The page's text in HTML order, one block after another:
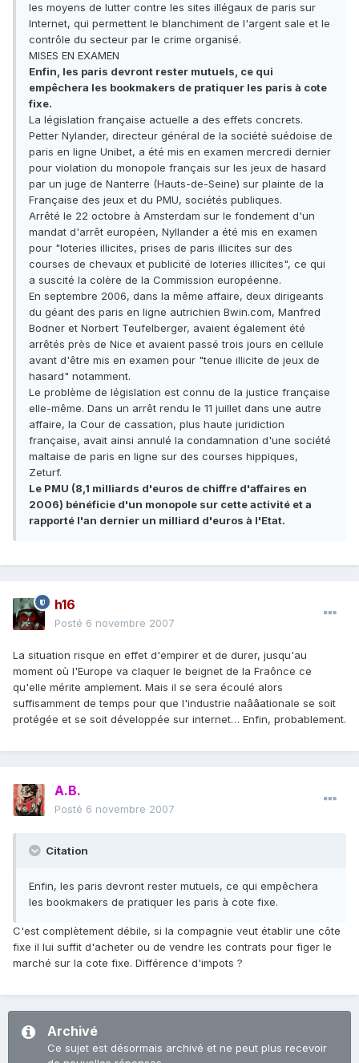
les moyens de lutter contre les sites illégaux de paris sur
Internet, qui permettent le blanchiment de l'argent sale et le
contrôle du secteur par le crime organisé.
MISES EN EXAMEN
Enfin, les paris devront rester mutuels, ce qui
empêchera les bookmakers de pratiquer les paris à cote
fixe.
La législation française actuelle a des effets concrets.
Petter Nylander, directeur général de la société suédoise de
paris en ligne Unibet, a été mis en examen mercredi dernier
pour violation du monopole français sur les jeux de hasard
par un juge de Nanterre (Hauts-de-Seine) sur plainte de la
Française des jeux et du PMU, sociétés publiques.
Arrêté le 22 octobre à Amsterdam sur le fondement d'un
mandat d'arrêt européen, Nyllander a été mis en examen
pour "loteries illicites, prises de paris illicites sur des
courses de chevaux et publicité de loteries illicites", ce qui
a suscité la colère de la Commission européenne.
En septembre 2006, dans la même affaire, deux dirigeants
du géant des paris en ligne autrichien Bwin.com, Manfred
Bodner et Norbert Teufelberger, avaient également été
arrêtés près de Nice et avaient passé trois jours en cellule
avant d'être mis en examen pour "tenue illicite de jeux de
hasard" notamment.
Le problème de législation est connu de la justice française
elle-même. Dans un arrêt rendu le 11 juillet dans une autre
affaire, la Cour de cassation, plus haute juridiction
française, avait ainsi annulé la condamnation d'une société
maltaise de paris en ligne sur des courses hippiques,
Zeturf.
Le PMU (8,1 milliards d'euros de chiffre d'affaires en
2006) bénéficie d'un monopole sur cette activité et a
rapporté l'an dernier un milliard d'euros à l'Etat.
h16
Posté 6 novembre 2007
La situation risque en effet d'empirer et de durer, jusqu'au
moment où l'Europe va claquer le beignet de la Fraônce ce
qu'elle mérite amplement. Mais il se sera écoulé alors
suffisamment de temps pour que l'industrie naââationale se soit
protégée et se soit développée sur internet… Enfin, probablement.
A.B.
Posté 6 novembre 2007
Citation
Enfin, les paris devront rester mutuels, ce qui empêchera
les bookmakers de pratiquer les paris à cote fixe.
C'est complètement débile, si la compagnie veut établir une côte
fixe il lui suffit d'acheter ou de vendre les contrats pour figer le
marché sur la cote fixe. Différence d'impots ?
Archivé
Ce sujet est désormais archivé et ne peut plus recevoir